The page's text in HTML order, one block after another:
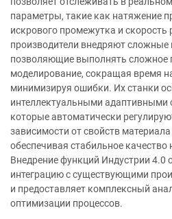
параметры, такие как натяжение
искрового промежутка и скорость
производители внедряют
позволяющие выполнять сложное
моделирование, сокращая время
минимизируя ошибки. Их станки
интеллектуальными адаптивными
которые автоматически
зависимости от свойств
обеспечивая стабильное
Внедрение функций Индустрии 4.0
интеграцию с существующими
и предоставляет комплексный
оптимизации процессов.